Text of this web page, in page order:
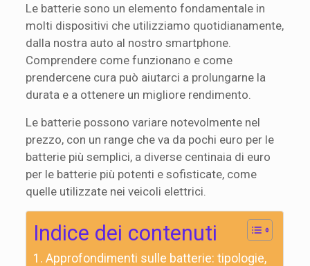
Le batterie sono un elemento fondamentale in
molti dispositivi che utilizziamo quotidianamente,
dalla nostra auto al nostro smartphone.
Comprendere come funzionano e come
prendercene cura può aiutarci a prolungarne la
durata e a ottenere un migliore rendimento.
Le batterie possono variare notevolmente nel
prezzo, con un range che va da pochi euro per le
batterie più semplici, a diverse centinaia di euro
per le batterie più potenti e sofisticate, come
quelle utilizzate nei veicoli elettrici.
Indice dei contenuti
Approfondimenti sulle batterie: tipologie,